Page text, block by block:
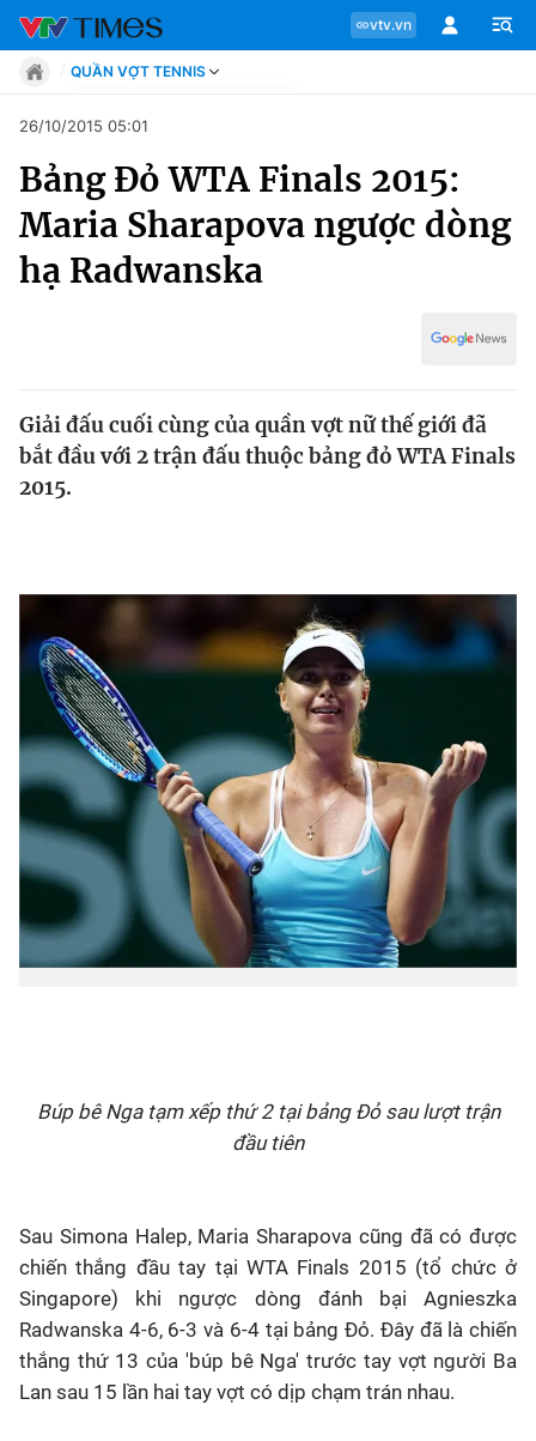
vtv.vn
Chuyên mục
Tin tức
Chân dung
Bóng đá
Thể thao Điện tử
Các môn khác
VIDEO
Bên lề
QUẦN VỢT TENNIS
Move
Phong cách
Chân dung
Sự kiện
Bóng đá
26/10/2015 05:01
Bảng Đỏ WTA Finals 2015:
Maria Sharapova ngược dòng
hạ Radwanska
Giải đấu cuối cùng của quần vợt nữ thế giới đã
bắt đầu với 2 trận đấu thuộc bảng đỏ WTA Finals
2015.
Búp bê Nga tạm xếp thứ 2 tại bảng Đỏ sau lượt trận
đầu tiên
Sau Simona Halep, Maria Sharapova cũng đã có được
chiến thắng đầu tay tại WTA Finals 2015 (tổ chức ở
Singapore) khi ngược dòng đánh bại Agnieszka
Radwanska 4-6, 6-3 và 6-4 tại bảng Đỏ. Đây đã là chiến
thắng thứ 13 của 'búp bê Nga' trước tay vợt người Ba
Lan sau 15 lần hai tay vợt có dịp chạm trán nhau.